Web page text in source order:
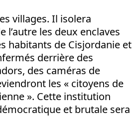
villages. Il isolera
l’autre les deux enclaves
habitants de Cisjordanie et
derrière des
des caméras de
les « citoyens de
». Cette institution
et brutale sera